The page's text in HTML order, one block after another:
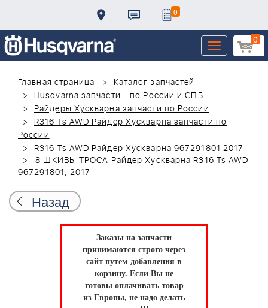
0
0
Toggle
navigation
Главная страница
Каталог запчастей
Husqvarna запчасти - по России и СПБ
Райдеры Хускварна запчасти по России
R316 Ts AWD Райдер Хускварна запчасти по
России
R316 Ts AWD Райдер Хускварна 967291801 2017
8 ШКИВЫ ТРОСА Райдер Хускварна R316 Ts AWD
967291801, 2017
Назад
Заказы на запчасти
принимаются строго через
сайт путем добавления в
корзину. Если Вы не
готовы оплачивать товар
из Европы, не надо делать